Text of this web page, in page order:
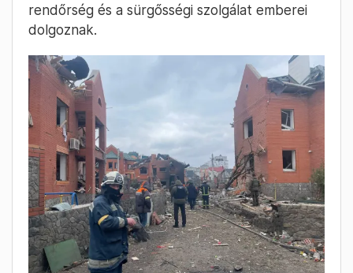
rendőrség és a sürgősségi szolgálat emberei
dolgoznak.